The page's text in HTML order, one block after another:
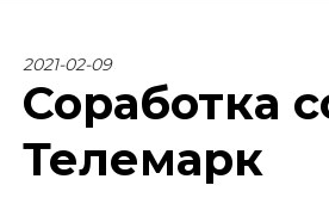
2021-02-09
Соработка
Телемарк